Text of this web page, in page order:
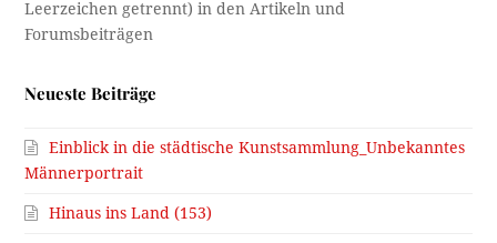
Neueste Beiträge
Einblick in die städtische Kunstsammlung_Unbekanntes
Männerportrait
Hinaus ins Land (153)